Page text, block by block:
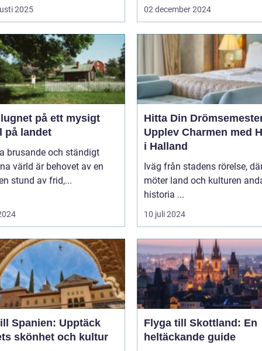
2025 02 december 2024
på ett mysigt
på landet
brusande och ständigt
värld är behovet av en
stund av frid,...
Hitta Din
Upplev Charmen med
i Halland
Iväg från stadens rörelse,
möter land och kulturen
historia ...
10 juli 2024
Spanien: Upptäck
skönhet och kultur
Flyga till Skottland: En
heltäckande guide